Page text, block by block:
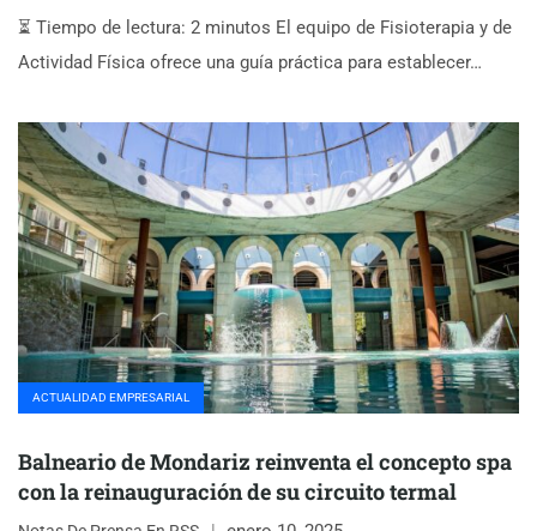
⏳ Tiempo de lectura: 2 minutos El equipo de Fisioterapia y de
Actividad Física ofrece una guía práctica para establecer…
ACTUALIDAD EMPRESARIAL
Balneario de Mondariz reinventa el concepto spa
con la reinauguración de su circuito termal